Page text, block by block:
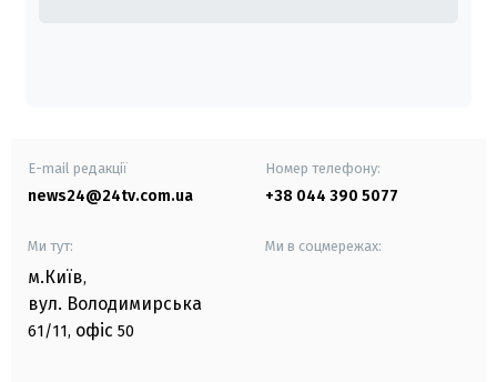
E-mail редакції
news24@24tv.com.ua
Номер телефону:
+38 044 390 5077
Ми тут:
м.Київ,
вул. Володимирська
61/11, офіс 50
Ми в соцмережах: